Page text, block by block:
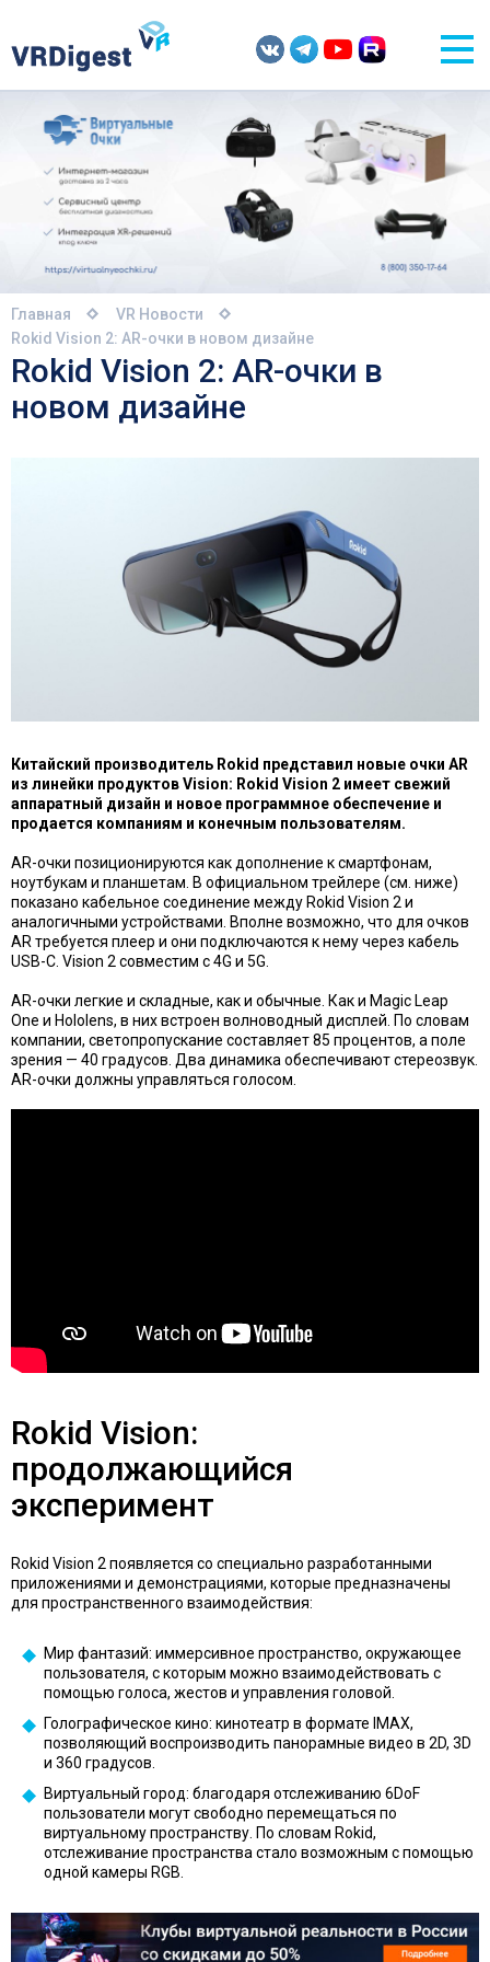
Главная
VR Новости
Rokid Vision 2: AR-очки в новом дизайне
Rokid Vision 2: AR-очки в
новом дизайне
Китайский производитель Rokid представил новые очки AR
из линейки продуктов Vision: Rokid Vision 2 имеет свежий
аппаратный дизайн и новое программное обеспечение и
продается компаниям и конечным пользователям.
AR-очки позиционируются как дополнение к смартфонам,
ноутбукам и планшетам. В официальном трейлере (см. ниже)
показано кабельное соединение между Rokid Vision 2 и
аналогичными устройствами. Вполне возможно, что для очков
AR требуется плеер и они подключаются к нему через кабель
USB-C. Vision 2 совместим с 4G и 5G.
AR-очки легкие и складные, как и обычные. Как и Magic Leap
One и Hololens, в них встроен волноводный дисплей. По словам
компании, светопропускание составляет 85 процентов, а поле
зрения — 40 градусов. Два динамика обеспечивают стереозвук.
AR-очки должны управляться голосом.
Rokid Vision:
продолжающийся
эксперимент
Rokid Vision 2 появляется со специально разработанными
приложениями и демонстрациями, которые предназначены
для пространственного взаимодействия:
Мир фантазий: иммерсивное пространство, окружающее
пользователя, с которым можно взаимодействовать с
помощью голоса, жестов и управления головой.
Голографическое кино: кинотеатр в формате IMAX,
позволяющий воспроизводить панорамные видео в 2D, 3D
и 360 градусов.
Виртуальный город: благодаря отслеживанию 6DoF
пользователи могут свободно перемещаться по
виртуальному пространству. По словам Rokid,
отслеживание пространства стало возможным с помощью
одной камеры RGB.